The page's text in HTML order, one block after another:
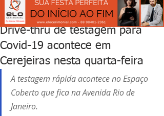
Drive-thru de testagem para
Covid-19 acontece em
Cerejeiras nesta quarta-feira
A testagem rápida acontece no Espaço
Coberto que fica na Avenida Rio de
Janeiro.